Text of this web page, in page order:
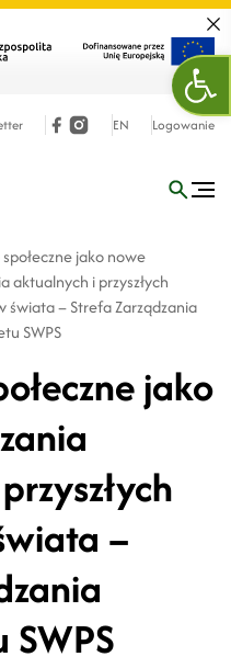
EN Logowanie
jako nowe
aktualnych i przyszłych
świata – Strefa Zarządzania
SWPS
jako
–